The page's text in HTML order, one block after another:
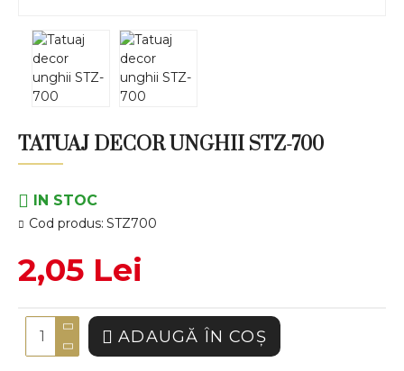
TATUAJ DECOR UNGHII STZ-700
IN STOC
Cod produs: STZ700
2,05 Lei
ADAUGĂ ÎN COŞ